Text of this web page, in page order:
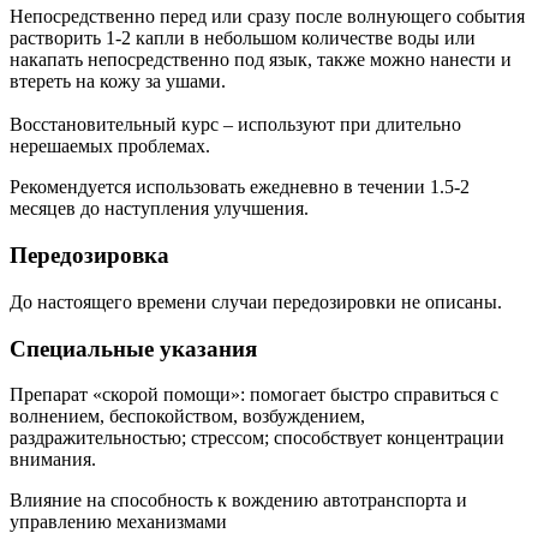
Непосредственно перед или сразу после волнующего события
растворить 1-2 капли в небольшом количестве воды или
накапать непосредственно под язык, также можно нанести и
втереть на кожу за ушами.
Восстановительный курс – используют при длительно
нерешаемых проблемах.
Рекомендуется использовать ежедневно в течении 1.5-2
месяцев до наступления улучшения.
Передозировка
До настоящего времени случаи передозировки не описаны.
Специальные указания
Препарат «скорой помощи»: помогает быстро справиться с
волнением, беспокойством, возбуждением,
раздражительностью; стрессом; способствует концентрации
внимания.
Влияние на способность к вождению автотранспорта и
управлению механизмами